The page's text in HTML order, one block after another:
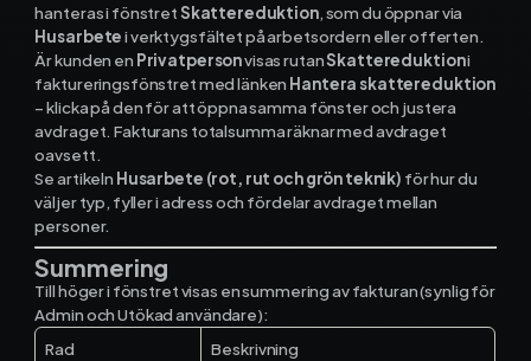
hanteras i fönstretSkattereduktion, som du öppnar via
Husarbetei verktygsfältet på arbetsordern eller offerten.
Är kunden en Privatpersonvisas rutanSkattereduktioni
faktureringsfönstret med länken Hantera skattereduktion
– klicka på den för att öppna samma fönster och justera
avdraget. Fakturans totalsumma räknar med avdraget
oavsett.
Se artikeln Husarbete (rot, rut och grön teknik) för hur du
väljer typ, fyller i adress och fördelar avdraget mellan
personer.
Summering
Till höger i fönstret visas en summering av fakturan (synlig för
Admin och Utökad användare):
Rad
Beskrivning